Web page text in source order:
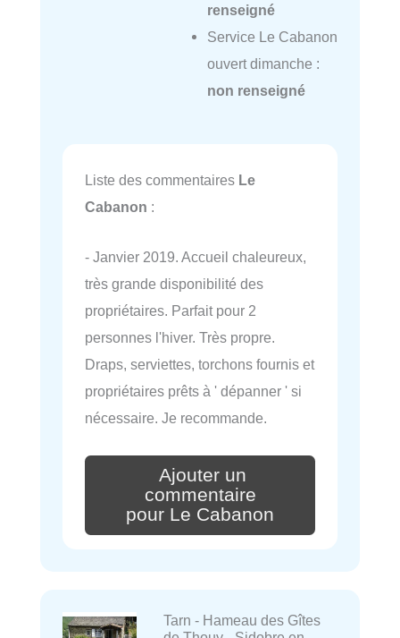
renseigné
Service Le Cabanon
ouvert dimanche :
non renseigné
Liste des commentaires Le
Cabanon :
- Janvier 2019. Accueil chaleureux,
très grande disponibilité des
propriétaires. Parfait pour 2
personnes l'hiver. Très propre.
Draps, serviettes, torchons fournis et
propriétaires prêts à ' dépanner ' si
nécessaire. Je recommande.
Ajouter un
commentaire
pour Le Cabanon
Tarn - Hameau des Gîtes